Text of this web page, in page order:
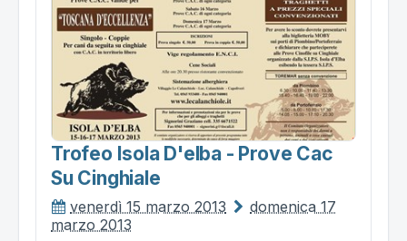
Trofeo Isola D'elba - Prove Cac
Su Cinghiale
venerdì 15 marzo 2013
domenica 17
marzo 2013